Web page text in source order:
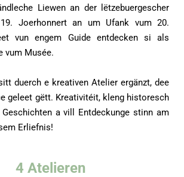
Liewen an der lëtzebuergescher
Joerhonnert an um Ufank vum 20.
vun engem Guide entdecken si als
vum Musée.
duerch e kreativen Atelier ergänzt, dee
geleet gëtt. Kreativitéit, kleng historesch
a vill Entdeckunge stinn am
Erliefnis!
4 Atelieren